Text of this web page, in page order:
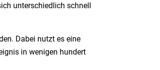
unterschiedlich schnell
Dabei nutzt es eine
in wenigen hundert